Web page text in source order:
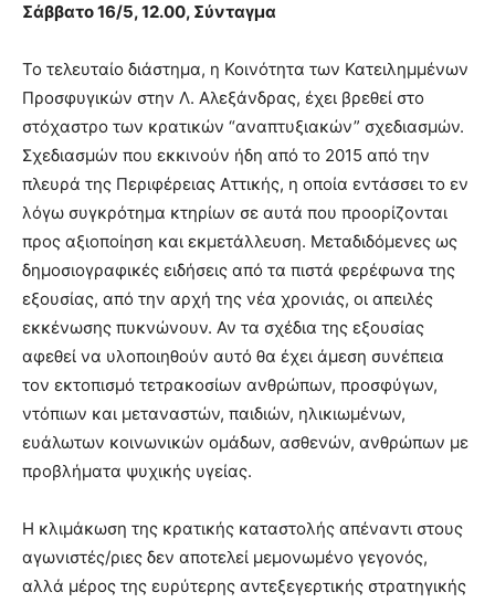
Σάββατο 16/5, 12.00, Σύνταγμα
Το τελευταίο διάστημα, η Κοινότητα των Κατειλημμένων
Προσφυγικών στην Λ. Αλεξάνδρας, έχει βρεθεί στο
στόχαστρο των κρατικών “αναπτυξιακών” σχεδιασμών.
Σχεδιασμών που εκκινούν ήδη από το 2015 από την
πλευρά της Περιφέρειας Αττικής, η οποία εντάσσει το εν
λόγω συγκρότημα κτηρίων σε αυτά που προορίζονται
προς αξιοποίηση και εκμετάλλευση. Μεταδιδόμενες ως
δημοσιογραφικές ειδήσεις από τα πιστά φερέφωνα της
εξουσίας, από την αρχή της νέα χρονιάς, οι απειλές
εκκένωσης πυκνώνουν. Αν τα σχέδια της εξουσίας
αφεθεί να υλοποιηθούν αυτό θα έχει άμεση συνέπεια
τον εκτοπισμό τετρακοσίων ανθρώπων, προσφύγων,
ντόπιων και μεταναστών, παιδιών, ηλικιωμένων,
ευάλωτων κοινωνικών ομάδων, ασθενών, ανθρώπων με
προβλήματα ψυχικής υγείας.
Η κλιμάκωση της κρατικής καταστολής απέναντι στους
αγωνιστές/ριες δεν αποτελεί μεμονωμένο γεγονός,
αλλά μέρος της ευρύτερης αντεξεγερτικής στρατηγικής